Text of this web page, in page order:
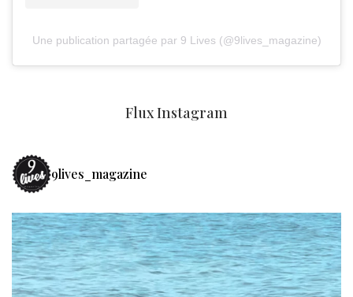
Une publication partagée par 9 Lives (@9lives_magazine)
Flux Instagram
9lives_magazine